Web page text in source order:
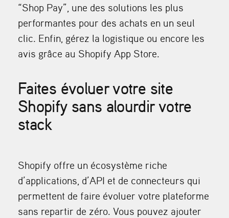
“Shop Pay”, une des solutions les plus
performantes pour des achats en un seul
clic. Enfin, gérez la logistique ou encore les
avis grâce au Shopify App Store.
Faites évoluer votre site
Shopify sans alourdir votre
stack
Shopify offre un écosystème riche
d’applications, d’API et de connecteurs qui
permettent de faire évoluer votre plateforme
sans repartir de zéro. Vous pouvez ajouter